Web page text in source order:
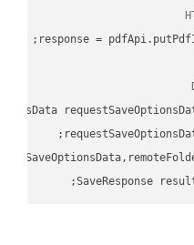
SaveResponse